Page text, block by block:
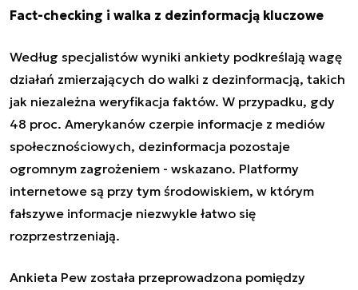
Fact-checking i walka z dezinformacją kluczowe
Według specjalistów wyniki ankiety podkreślają wagę
działań zmierzających do walki z dezinformacją, takich
jak niezależna weryfikacja faktów. W przypadku, gdy
48 proc. Amerykanów czerpie informacje z mediów
społecznościowych, dezinformacja pozostaje
ogromnym zagrożeniem - wskazano. Platformy
internetowe są przy tym środowiskiem, w którym
fałszywe informacje niezwykle łatwo się
rozprzestrzeniają.
Ankieta Pew została przeprowadzona pomiędzy